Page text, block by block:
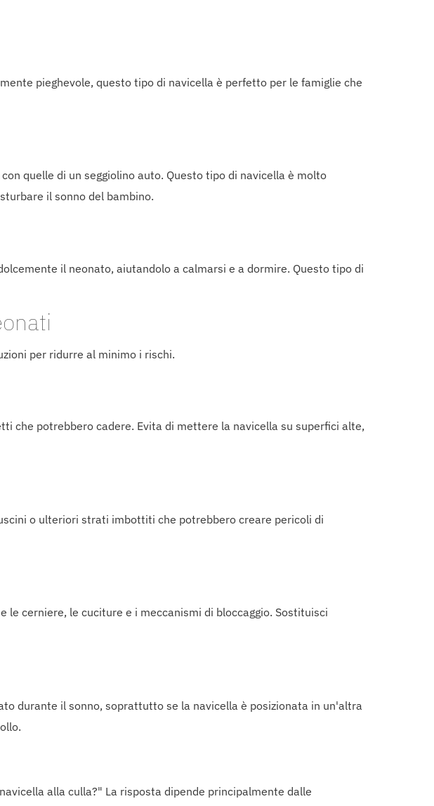
pieghevole, questo tipo di navicella è perfetto per le famiglie che
quelle di un seggiolino auto. Questo tipo di navicella è molto
il sonno del bambino.
il neonato, aiutandolo a calmarsi e a dormire. Questo tipo di
per ridurre al minimo i rischi.
che potrebbero cadere. Evita di mettere la navicella su superfici alte,
o ulteriori strati imbottiti che potrebbero creare pericoli di
cerniere, le cuciture e i meccanismi di bloccaggio. Sostituisci
durante il sonno, soprattutto se la navicella è posizionata in un'altra
alla culla?" La risposta dipende principalmente dalle